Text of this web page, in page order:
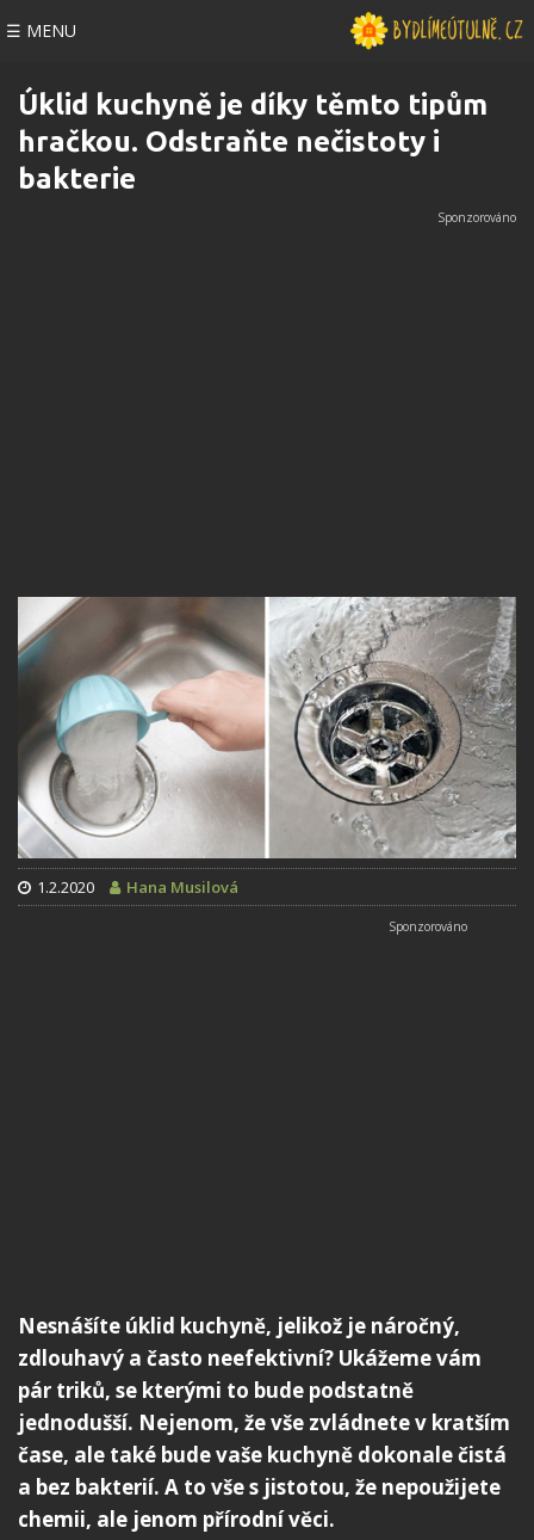
☰ MENU
Úklid kuchyně je díky těmto tipům
hračkou. Odstraňte nečistoty i
bakterie
1.2.2020 Hana Musilová
Nesnášíte úklid kuchyně, jelikož je náročný,
zdlouhavý a často neefektivní? Ukážeme vám
pár triků, se kterými to bude podstatně
jednodušší. Nejenom, že vše zvládnete v kratším
čase, ale také bude vaše kuchyně dokonale čistá
a bez bakterií. A to vše s jistotou, že nepoužijete
chemii, ale jenom přírodní věci.